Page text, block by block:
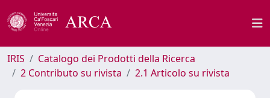
IRIS
Catalogo dei Prodotti della Ricerca
2 Contributo su rivista
2.1 Articolo su rivista